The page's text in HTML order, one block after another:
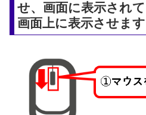
せ、画面に表示され
画面上に表示させます